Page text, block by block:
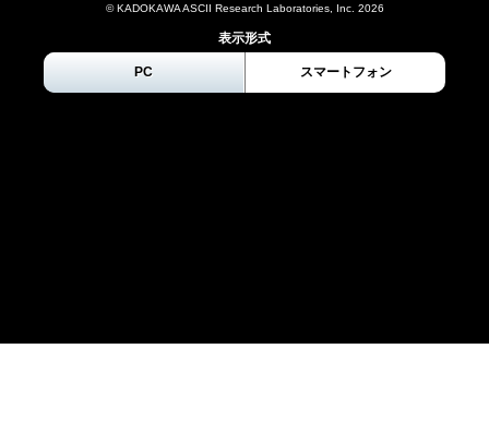
© KADOKAWA ASCII Research Laboratories, Inc. 2026
表示形式
PC スマートフォン